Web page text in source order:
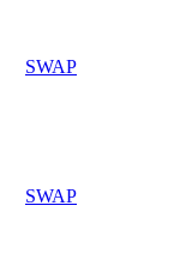
SWAP
SWAP